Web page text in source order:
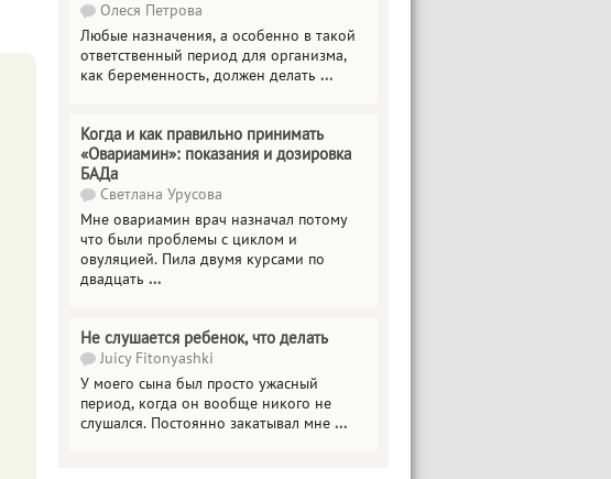
Олеся Петрова
Любые назначения, а особенно в такой
ответственный период для организма,
как беременность, должен делать ...
Когда и как правильно принимать
«Овариамин»: показания и дозировка
БАДа
Светлана Урусова
Мне овариамин врач назначал потому
что были проблемы с циклом и
овуляцией. Пила двумя курсами по
двадцать ...
Не слушается ребенок, что делать
Juicy Fitonyashki
У моего сына был просто ужасный
период, когда он вообще никого не
слушался. Постоянно закатывал мне ...